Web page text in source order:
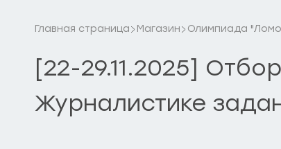
Главная страница Магазин Олимпиада
[22-29.11.2025]
Журналистике